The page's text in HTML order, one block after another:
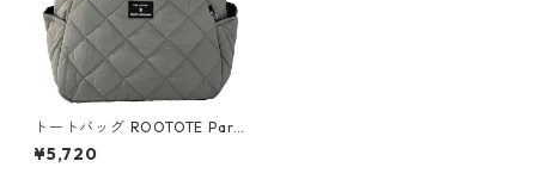
トートバッグ ROOTOTE Paro
otie DELI Quilt 1332 ルート
ート LT.デリ.パルーティ.キル
¥5,720